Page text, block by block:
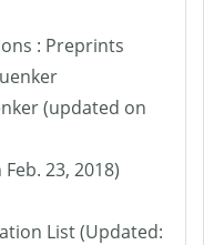
: Preprints
(updated on
23, 2018)
List (Updated: